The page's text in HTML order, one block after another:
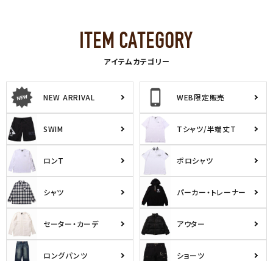
アイテムカテゴリー
NEW ARRIVAL WEB限定販売
SWIM Tシャツ/半端丈T
ロンT ポロシャツ
シャツ パーカー・トレーナー
セーター・カーデ アウター
ロングパンツ ショーツ